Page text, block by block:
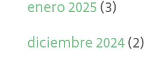
enero 2025(3)
diciembre 2024(2)